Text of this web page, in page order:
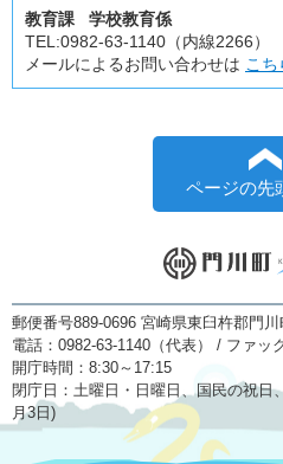
教育課 学校教育係
TEL:0982-63-1140（内線2266）
メールによるお問い合わせは こち
ページの先
郵便番号889-0696 宮崎県東臼杵郡門
電話：0982-63-1140（代表） / ファッ
開庁時間：8:30～17:15
閉庁日：土曜日・日曜日、国民の祝日
月3日)